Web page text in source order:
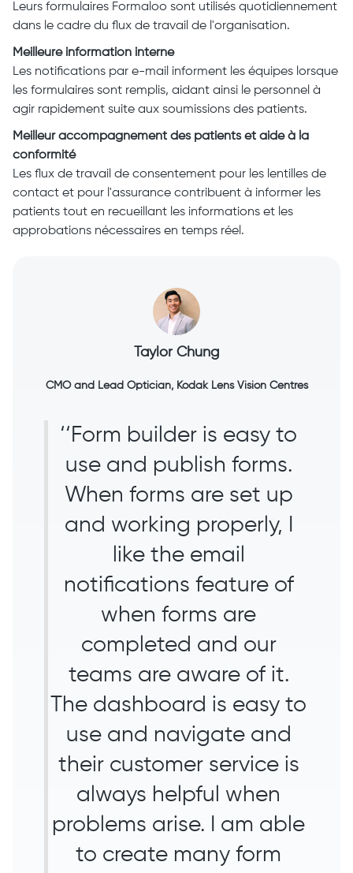
Leurs formulaires Formaloo sont utilisés quotidiennement
dans le cadre du flux de travail de l'organisation.
Meilleure information interne
Les notifications par e-mail informent les équipes lorsque
les formulaires sont remplis, aidant ainsi le personnel à
agir rapidement suite aux soumissions des patients.
Meilleur accompagnement des patients et aide à la
conformité
Les flux de travail de consentement pour les lentilles de
contact et pour l'assurance contribuent à informer les
patients tout en recueillant les informations et les
approbations nécessaires en temps réel.
Taylor Chung
CMO and Lead Optician, Kodak Lens Vision Centres
‘‘Form builder is easy to
use and publish forms.
When forms are set up
and working properly, I
like the email
notifications feature of
when forms are
completed and our
teams are aware of it.
The dashboard is easy to
use and navigate and
their customer service is
always helpful when
problems arise. I am able
to create many form